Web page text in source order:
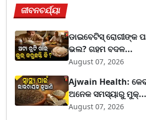
ଜୀବନଚର୍ଯ୍ୟା
ଡାଇବେଟିସ୍ ରୋଗୀଙ୍କ
ଭଲ? ଗହମ ବଦଳ...
August 07, 2026
Ajwain Health:
ଅନେକ ସମସ୍ୟାରୁ ମୁକ୍...
August 07, 2026